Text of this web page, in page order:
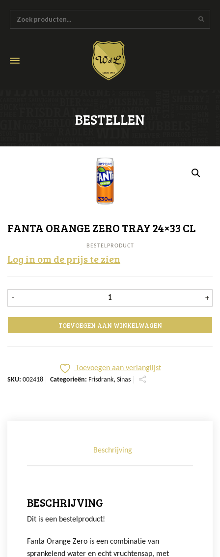
BESTELLEN
FANTA ORANGE ZERO TRAY 24×33 CL
BESTELPRODUCT
Log in om de prijs te zien
- Fanta Orange ZERO tray 24x33 cl
+
TOEVOEGEN AAN WINKELWAGEN
Toevoegen aan verlanglijst
SKU: 002418 Categorieën: Frisdrank, Sinas
Beschrijving
BESCHRIJVING
Dit is een bestelproduct!
Fanta Orange Zero is een combinatie van
sprankelend water en echt vruchtensap, met